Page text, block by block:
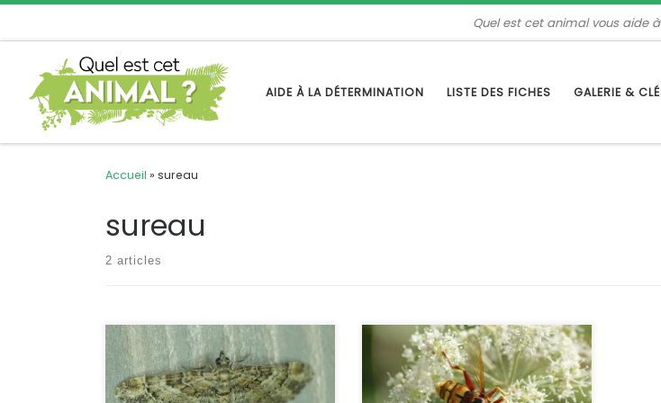
Quel est cet animal vous aide
AIDE À LA DÉTERMINATION LISTE DES FICHES GALERIE &
Accueil » sureau
sureau
2 articles
C’est un Geometridae très commun,
et visible quasiment toute l’année
partout en France. De plus, il vient
couramment à la lumière.
La milésie frelon est la plus grande
espèce de Syrphidae en Europe. Son
mimétisme avec le frelon d’Europe
concerne sa taille et sa coloration,